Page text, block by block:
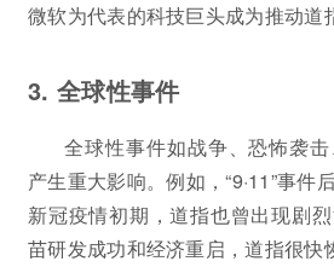
微软为代表的科技巨头成为推动道
3. 全球性事件
全球性事件如战争、恐怖袭
产生重大影响。例如，“9·11”事件
新冠疫情初期，道指也曾出现剧
苗研发成功和经济重启，道指很快